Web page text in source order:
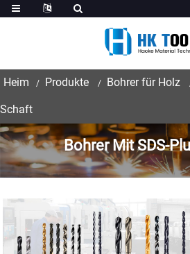
Heim Produkte Bohrer für Holz
Schaft
Bohrer Mit SDS-